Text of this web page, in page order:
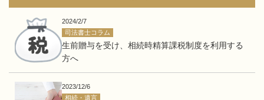
2024/2/7
司法書士コラム
生前贈与を受け、相続時精算課税制度を利用する
方へ
2023/12/6
相続・遺言